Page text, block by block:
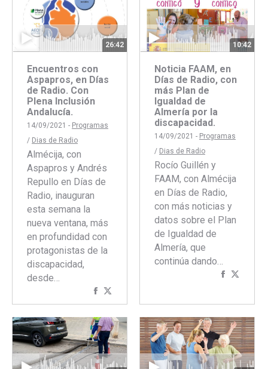
26:42
Encuentros con
Aspapros, en Días
de Radio. Con
Plena Inclusión
Andalucía.
14/09/2021 - Programas
/ Dias de Radio
Almécija, con
Aspapros y Andrés
Repullo en Días de
Radio, inauguran
esta semana la
nueva ventana, más
en profundidad con
protagonistas de la
discapacidad,
desde…
Compartir
con
Facebook
con
Twitter
10:42
Noticia FAAM, en
Días de Radio, con
más Plan de
Igualdad de
Almería por la
discapacidad.
14/09/2021 - Programas
/ Dias de Radio
Rocío Guillén y
FAAM, con Almécija
en Días de Radio,
con más noticias y
datos sobre el Plan
de Igualdad de
Almería, que
continúa dando…
Compartir